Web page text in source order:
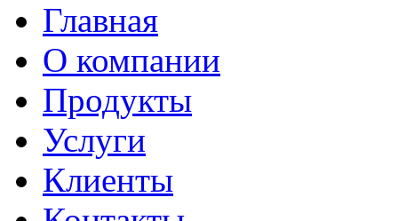
Главная
О компании
Продукты
Услуги
Клиенты